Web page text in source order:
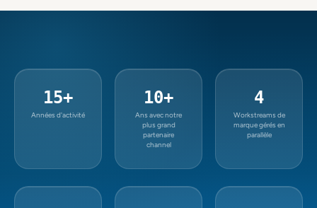
15+
Années d'activité
10+
Ans avec notre
plus grand
partenaire
channel
4
Workstreams de
marque gérés en
parallèle